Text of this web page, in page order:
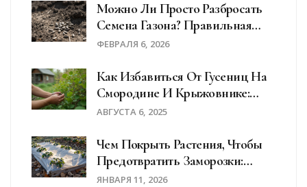
Можно Ли Просто Разбросать
Семена Газона? Правильная
Технология Посева
ФЕВРАЛЯ 6, 2026
Как Избавиться От Гусениц На
Смородине И Крыжовнике:
Эффективные Методы Защиты
АВГУСТА 6, 2025
Чем Покрыть Растения, Чтобы
Предотвратить Заморозки:
Проверенные Способы
ЯНВАРЯ 11, 2026